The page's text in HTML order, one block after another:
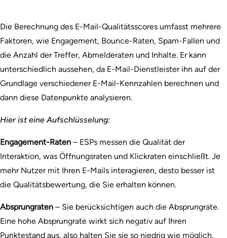
Die Berechnung des E-Mail-Qualitätsscores umfasst mehrere
Faktoren, wie Engagement, Bounce-Raten, Spam-Fallen und
die Anzahl der Treffer, Abmelderaten und Inhalte. Er kann
unterschiedlich aussehen, da E-Mail-Dienstleister ihn auf der
Grundlage verschiedener E-Mail-Kennzahlen berechnen und
dann diese Datenpunkte analysieren.
Hier ist eine Aufschlüsselung:
Engagement-Raten – ESPs messen die Qualität der
Interaktion, was Öffnungsraten und Klickraten einschließt. Je
mehr Nutzer mit Ihren E-Mails interagieren, desto besser ist
die Qualitätsbewertung, die Sie erhalten können.
Absprungraten – Sie berücksichtigen auch die Absprungrate.
Eine hohe Absprungrate wirkt sich negativ auf Ihren
Punktestand aus, also halten Sie sie so niedrig wie möglich.